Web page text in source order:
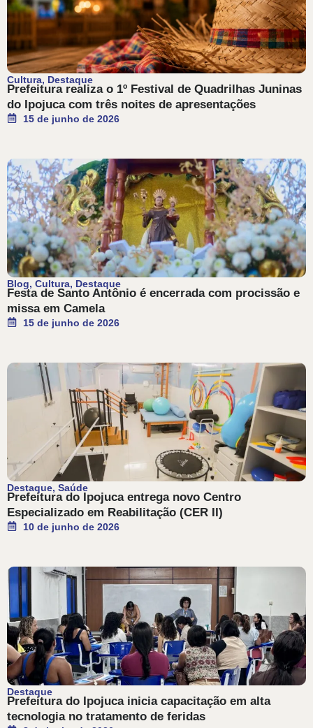
Cultura, Destaque
Prefeitura realiza o 1º Festival de Quadrilhas Juninas
do Ipojuca com três noites de apresentações
15 de junho de 2026
Blog, Cultura, Destaque
Festa de Santo Antônio é encerrada com procissão e
missa em Camela
15 de junho de 2026
Destaque, Saúde
Prefeitura do Ipojuca entrega novo Centro
Especializado em Reabilitação (CER II)
10 de junho de 2026
Destaque
Prefeitura do Ipojuca inicia capacitação em alta
tecnologia no tratamento de feridas